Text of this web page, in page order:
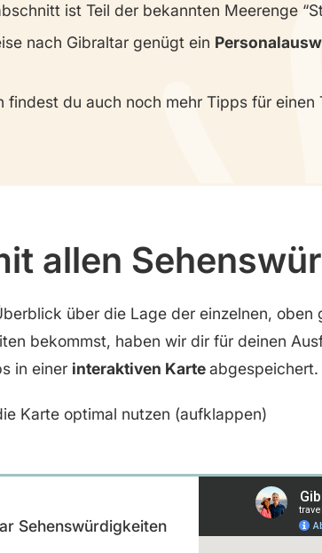
ist Teil der bekannten Meerenge
nach Gibraltar genügt ein
findest du auch noch mehr Tipps für einen
allen
über die Lage der einzelnen, oben
bekommst, haben wir dir für deinen
in einer interaktiven Karteabgespeichert.
Karte optimal nutzen (aufklappen)
Sehenswürdigkeiten